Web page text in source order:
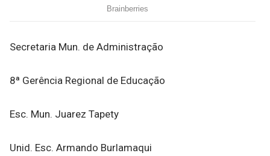
Secretaria Mun. de Administração
8ª Gerência Regional de Educação
Esc. Mun. Juarez Tapety
Unid. Esc. Armando Burlamaqui